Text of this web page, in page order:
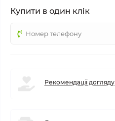
Купити в один клік
Рекомендації догляду